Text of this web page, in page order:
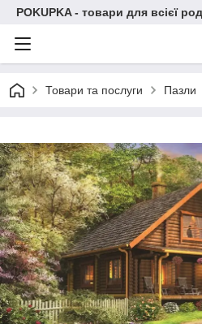
POKUPKA - товари для всієї
Товари та послуги Пазли